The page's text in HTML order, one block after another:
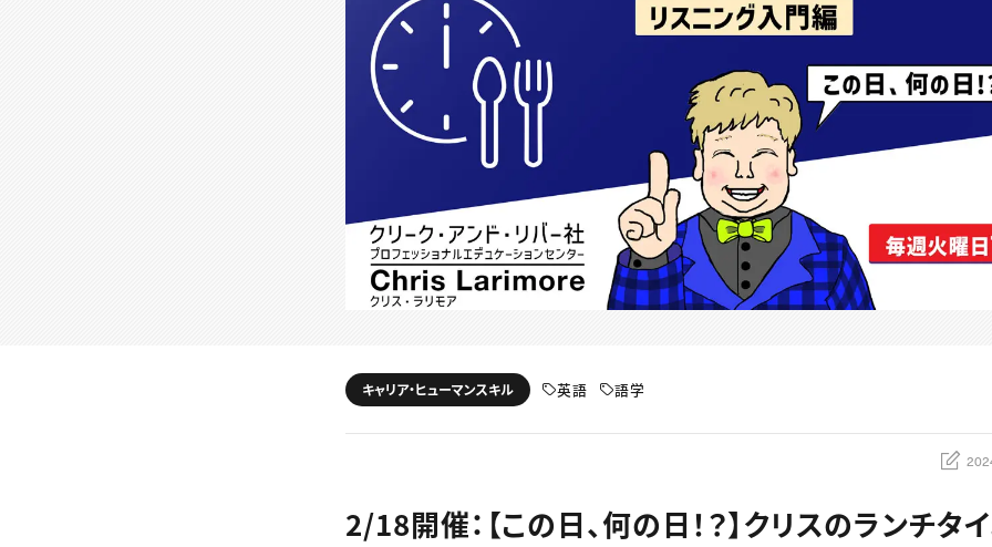
キャリア・ヒューマンスキル 英語 語学
2/18開催：【この日、何の日！？】クリスのランチタ